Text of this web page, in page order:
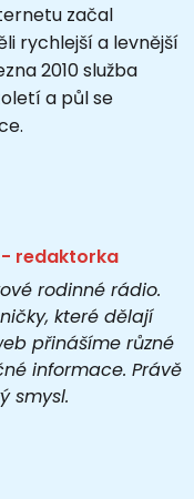
začal
rychlejší a levnější
2010 služba
a půl se
- redaktorka
rodinné rádio.
které dělají
přinášíme různé
informace. Právě
smysl.